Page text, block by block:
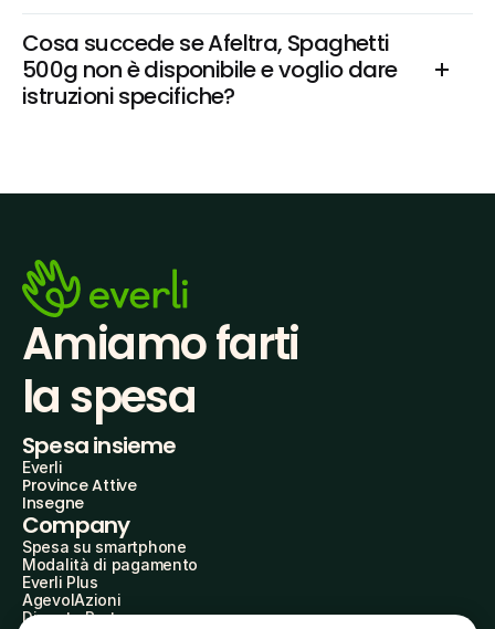
Cosa succede se Afeltra, Spaghetti
500g non è disponibile e voglio dare
istruzioni specifiche?
Amiamo farti
la spesa
Spesa insieme
Everli
Province Attive
Insegne
Company
Spesa su smartphone
Modalità di pagamento
Everli Plus
AgevolAzioni
Diventa Partner